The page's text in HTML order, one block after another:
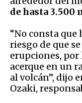
de hasta 3.500
“No consta que
riesgo de que
erupciones, por
acerque en un
al volcán”, dijo
Ozaki,